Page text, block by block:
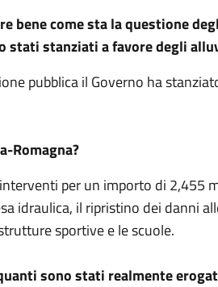
bene come sta la questione
stati stanziati a favore degli
pubblica il Governo ha
Romagna?
per un importo di 2,455
idraulica, il ripristino dei danni
sportive e le scuole.
sono stati realmente